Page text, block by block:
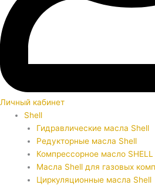
Личный кабинет
Shell
Гидравлические масла Shell
Редукторные масла Shell
Компрессорное масло SHELL
Масла Shell для газовых
Циркуляционные масла Shell